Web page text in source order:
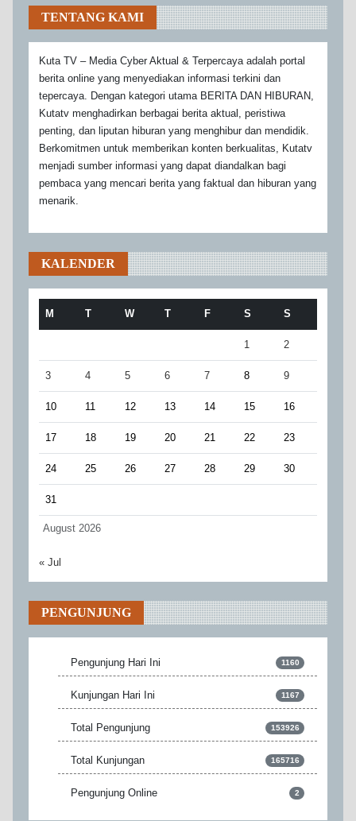
TENTANG KAMI
Kuta TV – Media Cyber Aktual & Terpercaya adalah portal
berita online yang menyediakan informasi terkini dan
tepercaya. Dengan kategori utama BERITA DAN HIBURAN,
Kutatv menghadirkan berbagai berita aktual, peristiwa
penting, dan liputan hiburan yang menghibur dan mendidik.
Berkomitmen untuk memberikan konten berkualitas, Kutatv
menjadi sumber informasi yang dapat diandalkan bagi
pembaca yang mencari berita yang faktual dan hiburan yang
menarik.
KALENDER
August 2026
M T W T F S S
1 2
3 4 5 6 7 8 9
10 11 12 13 14 15 16
17 18 19 20 21 22 23
24 25 26 27 28 29 30
31
« Jul
PENGUNJUNG
Pengunjung Hari Ini 1160
Kunjungan Hari Ini 1167
Total Pengunjung 153926
Total Kunjungan 165716
Pengunjung Online 2